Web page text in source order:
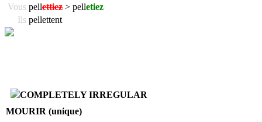
Vous pellettiez > pelletiez
Ils pellettent
COMPLETELY IRREGULAR
MOURIR (unique)